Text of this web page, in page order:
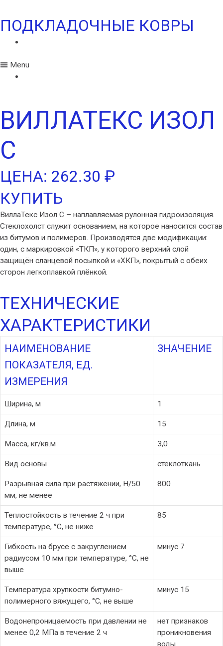
ПОДКЛАДОЧНЫЕ КОВРЫ
Menu
ВИЛЛАТЕКС ИЗОЛ
С
ЦЕНА: 262.30 ₽
КУПИТЬ
ВиллаТекс Изол С – наплавляемая рулонная гидроизоляция.
Стеклохолст служит основанием, на которое наносится состав
из битумов и полимеров. Производятся две модификации:
один, с маркировкой «ТКП», у которого верхний слой
защищён сланцевой посыпкой и «ХКП», покрытый с обеих
сторон легкоплавкой плёнкой.
ТЕХНИЧЕСКИЕ
ХАРАКТЕРИСТИКИ
НАИМЕНОВАНИЕ
ПОКАЗАТЕЛЯ, ЕД.
ИЗМЕРЕНИЯ
ЗНАЧЕНИЕ
Ширина, м 1
Длина, м 15
Масса, кг/кв.м 3,0
Вид основы стеклоткань
Разрывная сила при растяжении, Н/50
мм, не менее
800
Теплостойкость в течение 2 ч при
температуре, °С, не ниже
85
Гибкость на брусе с закруглением
радиусом 10 мм при температуре, °С, не
выше
минус 7
Температура хрупкости битумно-
полимерного вяжущего, °С, не выше
минус 15
Водонепроницаемость при давлении не
менее 0,2 МПа в течение 2 ч
нет признаков
проникновения
воды